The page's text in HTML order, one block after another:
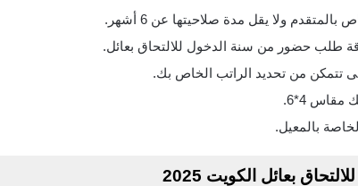
ولا يقل مدة صلاحيتها عن 6 أشهر.
طلب حضور من سنة الدخول للالتحاق بعائل.
تتمكن من تحديد الراتب الخاص بك.
بالمعيل.
بعائل الكويت 2025